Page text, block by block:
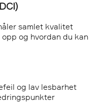
samlet kvalitet
og hvordan du kan
og lav lesbarhet